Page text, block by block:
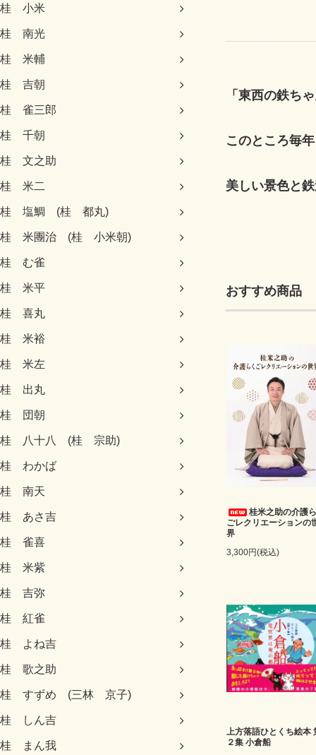
桂 小米
桂 南光
桂 米輔
桂 吉朝
桂 雀三郎
桂 千朝
桂 文之助
桂 米二
桂 塩鯛 (桂 都丸)
桂 米團治 (桂 小米朝)
桂 む雀
桂 米平
桂 喜丸
桂 米裕
桂 米左
桂 出丸
桂 団朝
桂 八十八 (桂 宗助)
桂 わかば
桂 南天
桂 あさ吉
桂 雀喜
桂 米紫
桂 吉弥
桂 紅雀
桂 よね吉
桂 歌之助
桂 すずめ (三林 京子)
桂 しん吉
桂 まん我
「東西の鉄ち
このところ毎
美しい景色と
おすすめ商品
桂米之助の介護
ごレクリエーションの
界
3,300円(税込)
上方落語ひとくち絵本
２集 小倉船